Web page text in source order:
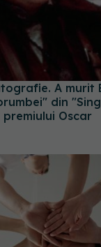
A murit
din
Oscar